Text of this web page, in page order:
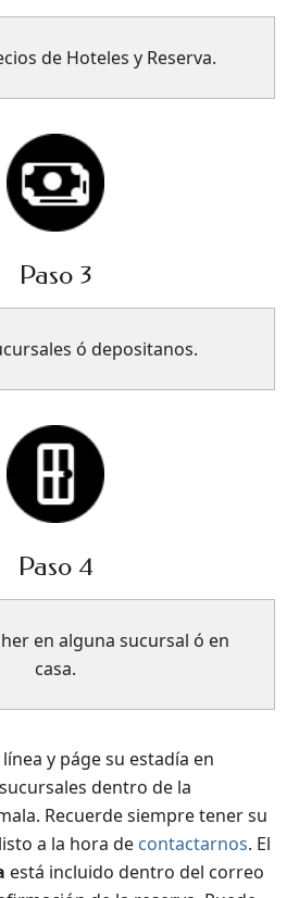
de Hoteles y Reserva.
Paso 3
ó depositanos.
Paso 4
en alguna sucursal ó en
casa.
y páge su estadía en
dentro de la
Recuerde siempre tener su
a la hora de contactarnos. El
está incluido dentro del correo